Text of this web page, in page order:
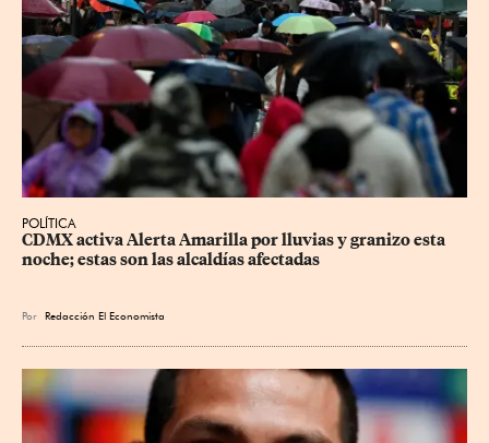
POLÍTICA
CDMX activa Alerta Amarilla por lluvias y granizo esta
noche; estas son las alcaldías afectadas
Por Redacción El Economista